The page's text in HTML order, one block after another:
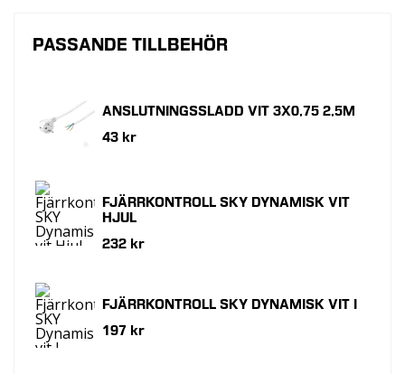
PASSANDE TILLBEHÖR
ANSLUTNINGSSLADD VIT 3X0,75 2,5M
43 kr
FJÄRRKONTROLL SKY DYNAMISK VIT
HJUL
232 kr
FJÄRRKONTROLL SKY DYNAMISK VIT I
197 kr